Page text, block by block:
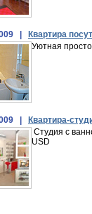
|
Квартира
Уютная
|
Квартира-
Студия с
USD